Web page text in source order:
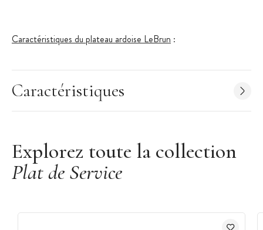
Caractéristiques du plateau ardoise LeBrun :
Matériau :Ardoise, métal
Fabriqué en France
l'orfèvrerie depuis le début du siècle. Les produits de cette
marque prestigieuse sont réputés pour leur élégance et leur
originalité.
Caractéristiques
Explorez toute la collection
Plat de Service